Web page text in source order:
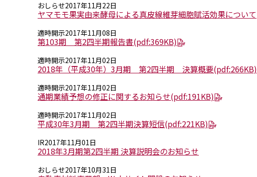
おしらせ2017年11月22日
ヤマモモ果実由来酵母による真皮線維芽細胞賦活効果について
適時開示2017年11月08日
第103期 第2四半期報告書(pdf:369KB)
適時開示2017年11月02日
2018年（平成30年）3月期 第2四半期 決算概要(pdf:266KB)
適時開示2017年11月02日
通期業績予想の修正に関するお知らせ(pdf:191KB)
適時開示2017年11月02日
平成30年3月期 第2四半期決算短信(pdf:221KB)
IR2017年11月01日
2018年3月期第2四半期 決算説明会のお知らせ
おしらせ2017年10月31日